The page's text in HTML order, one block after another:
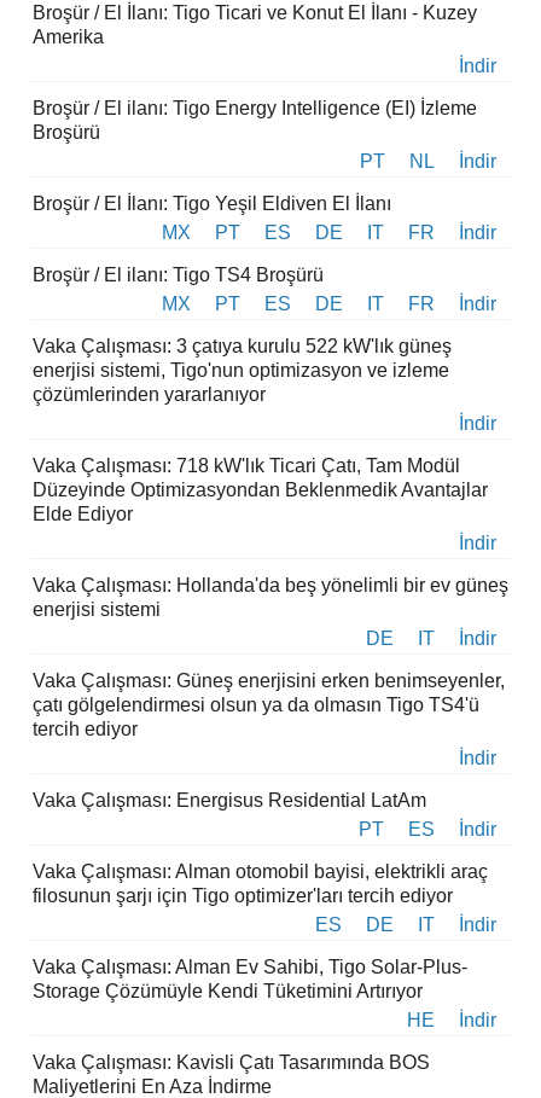
Broşür / El İlanı: Tigo Ticari ve Konut El İlanı - Kuzey
Amerika
İndir
Broşür / El ilanı: Tigo Energy Intelligence (EI) İzleme
Broşürü
PT
NL İndir
Broşür / El İlanı: Tigo Yeşil Eldiven El İlanı
MX
PT ES DE IT FR İndir
Broşür / El ilanı: Tigo TS4 Broşürü
MX
PT ES DE IT FR İndir
Vaka Çalışması: 3 çatıya kurulu 522 kW'lık güneş
enerjisi sistemi, Tigo'nun optimizasyon ve izleme
çözümlerinden yararlanıyor
İndir
Vaka Çalışması: 718 kW'lık Ticari Çatı, Tam Modül
Düzeyinde Optimizasyondan Beklenmedik Avantajlar
Elde Ediyor
İndir
Vaka Çalışması: Hollanda'da beş yönelimli bir ev güneş
enerjisi sistemi
DE
IT İndir
Vaka Çalışması: Güneş enerjisini erken benimseyenler,
çatı gölgelendirmesi olsun ya da olmasın Tigo TS4'ü
tercih ediyor
İndir
Vaka Çalışması: Energisus Residential LatAm
PT
ES İndir
Vaka Çalışması: Alman otomobil bayisi, elektrikli araç
filosunun şarjı için Tigo optimizer'ları tercih ediyor
ES
DE IT İndir
Vaka Çalışması: Alman Ev Sahibi, Tigo Solar-Plus-
Storage Çözümüyle Kendi Tüketimini Artırıyor
HE
İndir
Vaka Çalışması: Kavisli Çatı Tasarımında BOS
Maliyetlerini En Aza İndirme